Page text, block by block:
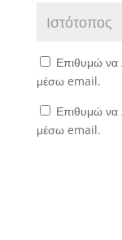
Επιθυμώ να
μέσω email.
Επιθυμώ να
μέσω email.